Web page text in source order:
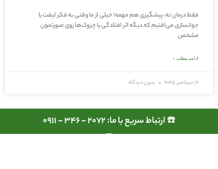
فقط درمان نه، پیشگیری هم مهمه! خیلی از ما وقتی به فکر لیفت یا
جوانسازی می‌افتیم که دیگه اثر افتادگی یا چروک‌ها روی صورتمون
مشخص
ادامه مطلب »
16 سپتامبر, 2025 بدون دیدگاه
☎️ ارتباط سریع با ما: 2072 - 346 - 0911